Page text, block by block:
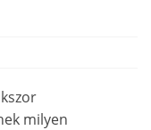
milyen